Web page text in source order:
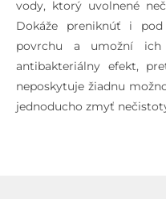
vody, ktorý uvolnené
Dokáže preniknúť i
povrchu a umožní ich
antibakteriálny efekt,
neposkytuje žiadnu
jednoducho zmyť